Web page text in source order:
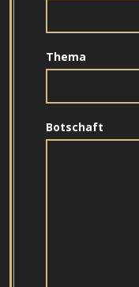
Thema
Botschaft